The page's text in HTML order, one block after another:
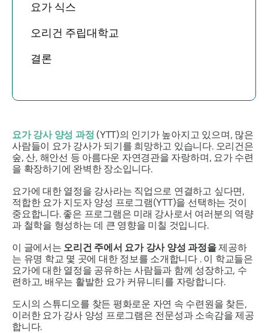
요가 식스
오리건 주립대학교
결론
요가 강사 양성 과정 (YTT)의 인기가 높아지고 있으며, 많은
사람들이 요가 강사가 되기를 희망하고 있습니다. 오리건은
숲, 산, 해안선 등 아름다운 자연경관을 자랑하며, 요가 수련
을 확장하기에 완벽한 장소입니다.
요가에 대한 열정을 강사라는 직업으로 연결하고 싶다면,
적합한 요가 지도자 양성 프로그램(YTT)을 선택하는 것이
중요합니다. 좋은 프로그램은 미래 강사로서 여러분의 역량
과 철학을 형성하는 데 큰 영향을 미칠 것입니다.
이 글에서는 오리건 주에서 요가 강사 양성 과정을제공하
는 유명 학교 몇 곳에 대한 정보를 소개합니다 . 이 학교들은
요가에 대한 열정을 공유하는 사람들과 함께 성장하고, 수
련하고, 배우는 활발한 요가 커뮤니티를 자랑합니다.
도시의 스튜디오를 찾든 평화로운 자연 속 수련원을 찾든,
이러한 요가 강사 양성 프로그램은 전문성과 소속감을 제공
합니다.